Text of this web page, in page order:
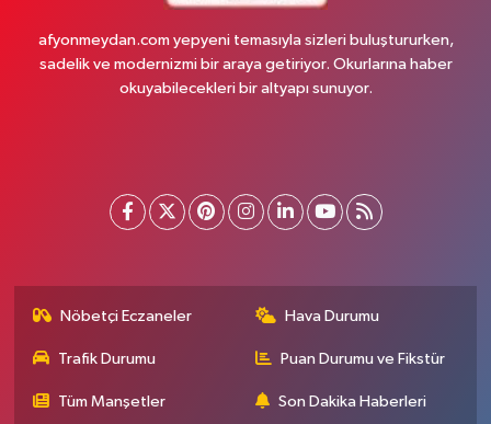
afyonmeydan.com yepyeni temasıyla sizleri buluştururken,
sadelik ve modernizmi bir araya getiriyor. Okurlarına haber
okuyabilecekleri bir altyapı sunuyor.
Nöbetçi Eczaneler Hava Durumu
Trafik Durumu Puan Durumu ve Fikstür
Tüm Manşetler Son Dakika Haberleri